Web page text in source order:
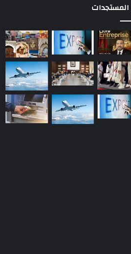
المستجدات